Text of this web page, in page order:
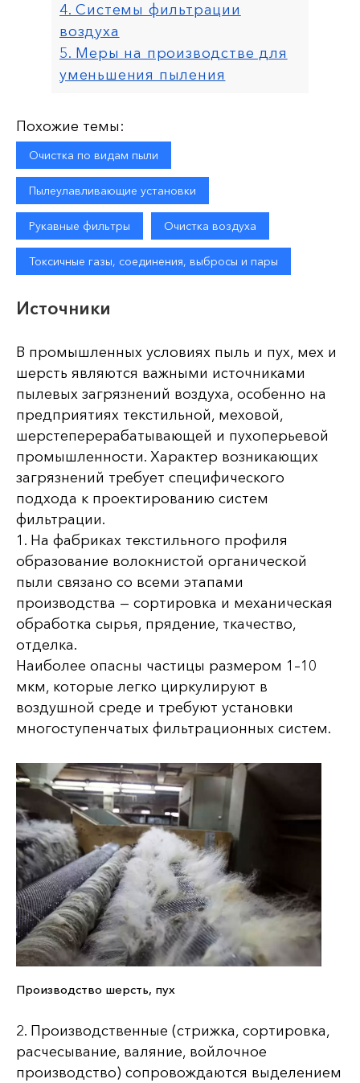
4. Системы фильтрации
воздуха
5. Меры на производстве для
уменьшения пыления
Похожие темы:
Очистка по видам пыли
Пылеулавливающие установки
Рукавные фильтры Очистка воздуха
Токсичные газы, соединения, выбросы и пары
Источники
В промышленных условиях пыль и пух, мех и
шерсть являются важными источниками
пылевых загрязнений воздуха, особенно на
предприятиях текстильной, меховой,
шерстеперерабатывающей и пухоперьевой
промышленности. Характер возникающих
загрязнений требует специфического
подхода к проектированию систем
фильтрации.
1. На фабриках текстильного профиля
образование волокнистой органической
пыли связано со всеми этапами
производства — сортировка и механическая
обработка сырья, прядение, ткачество,
отделка.
Наиболее опасны частицы размером 1–10
мкм, которые легко циркулируют в
воздушной среде и требуют установки
многоступенчатых фильтрационных систем.
Производство шерсть, пух
2. Производственные (стрижка, сортировка,
расчесывание, валяние, войлочное
производство) сопровождаются выделением